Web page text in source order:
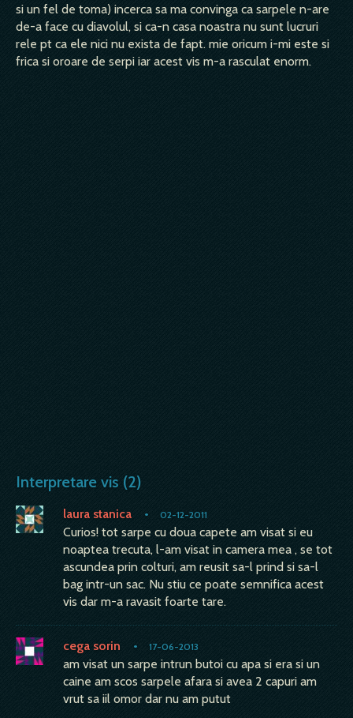
si un fel de toma) incerca sa ma convinga ca sarpele n-are
de-a face cu diavolul, si ca-n casa noastra nu sunt lucruri
rele pt ca ele nici nu exista de fapt. mie oricum i-mi este si
frica si oroare de serpi iar acest vis m-a rasculat enorm.
Interpretare vis (2)
laura stanica • 02-12-2011
Curios! tot sarpe cu doua capete am visat si eu
noaptea trecuta, l-am visat in camera mea , se tot
ascundea prin colturi, am reusit sa-l prind si sa-l
bag intr-un sac. Nu stiu ce poate semnifica acest
vis dar m-a ravasit foarte tare.
cega sorin • 17-06-2013
am visat un sarpe intrun butoi cu apa si era si un
caine am scos sarpele afara si avea 2 capuri am
vrut sa iil omor dar nu am putut